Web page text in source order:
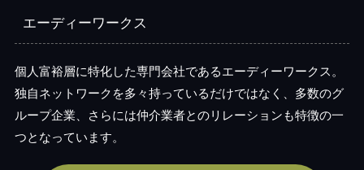
エーディーワークス
個人富裕層に特化した専門会社であるエーディーワークス。
独自ネットワークを多々持っているだけではなく、多数のグ
ループ企業、さらには仲介業者とのリレーションも特徴の一
つとなっています。